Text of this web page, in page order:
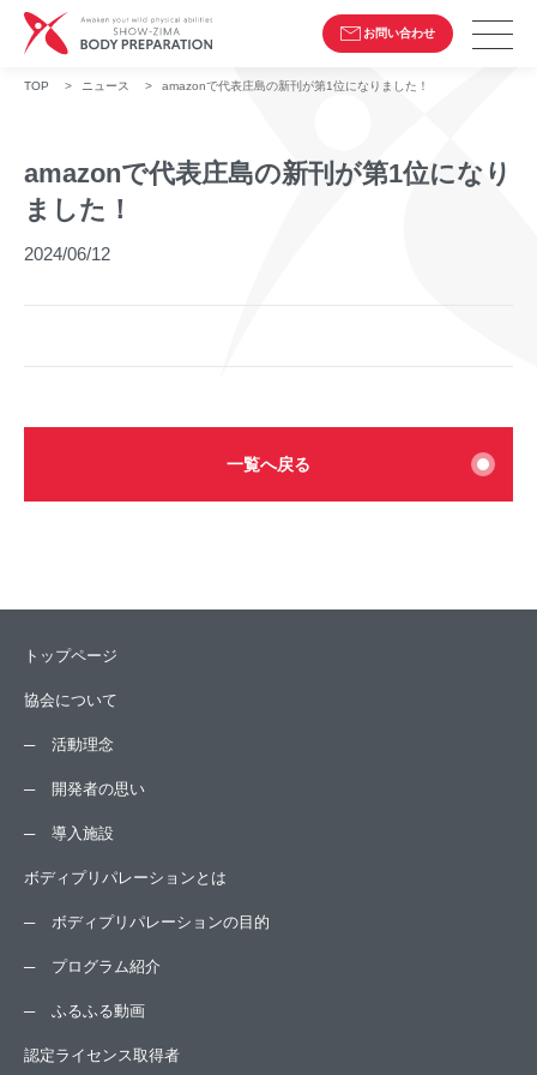
お問い合わせ
TOP > ニュース > amazonで代表庄島の新刊が第1位になりました！
amazonで代表庄島の新刊が第1位になり
ました！
2024/06/12
一覧へ戻る
トップページ
協会について
活動理念
開発者の思い
導入施設
ボディプリパレーションとは
ボディプリパレーションの目的
プログラム紹介
ふるふる動画
認定ライセンス取得者